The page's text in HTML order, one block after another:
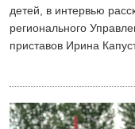
детей, в интервью
регионального
приставов Ирина